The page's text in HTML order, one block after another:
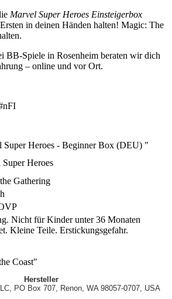
Marvel Super Heroes Einsteigerbox
in deinen Händen halten! Magic: The
BB‑Spiele in Rosenheim beraten wir dich
– online und vor Ort.
Super Heroes - Beginner Box (DEU) "
Heroes
Gathering
Nicht für Kinder unter 36 Monaten
Kleine Teile. Erstickungsgefahr.
Coast"
Hersteller
PO Box 707, Renon, WA 98057-0707, USA